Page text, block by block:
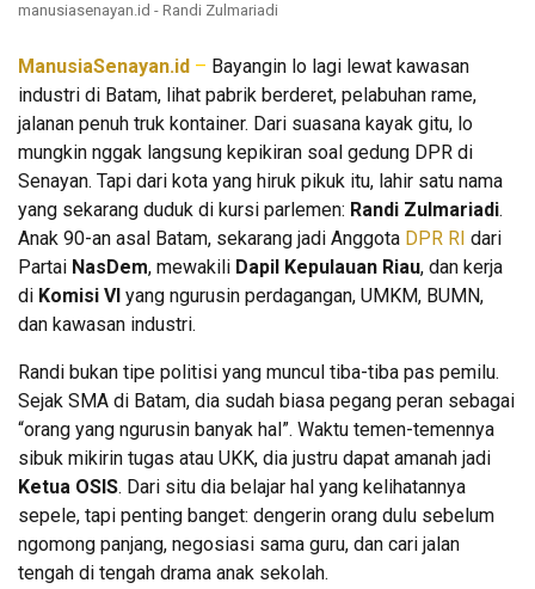
manusiasenayan.id - Randi Zulmariadi
ManusiaSenayan.id – Bayangin lo lagi lewat kawasan
industri di Batam, lihat pabrik berderet, pelabuhan rame,
jalanan penuh truk kontainer. Dari suasana kayak gitu, lo
mungkin nggak langsung kepikiran soal gedung DPR di
Senayan. Tapi dari kota yang hiruk pikuk itu, lahir satu nama
yang sekarang duduk di kursi parlemen: Randi Zulmariadi.
Anak 90-an asal Batam, sekarang jadi Anggota DPR RI dari
Partai NasDem, mewakili Dapil Kepulauan Riau, dan kerja
di Komisi VI yang ngurusin perdagangan, UMKM, BUMN,
dan kawasan industri.
Randi bukan tipe politisi yang muncul tiba-tiba pas pemilu.
Sejak SMA di Batam, dia sudah biasa pegang peran sebagai
“orang yang ngurusin banyak hal”. Waktu temen-temennya
sibuk mikirin tugas atau UKK, dia justru dapat amanah jadi
Ketua OSIS. Dari situ dia belajar hal yang kelihatannya
sepele, tapi penting banget: dengerin orang dulu sebelum
ngomong panjang, negosiasi sama guru, dan cari jalan
tengah di tengah drama anak sekolah.